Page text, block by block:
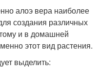
алоэ вера наиболее
создания различных
и в домашней
этот вид растения.
выделить: